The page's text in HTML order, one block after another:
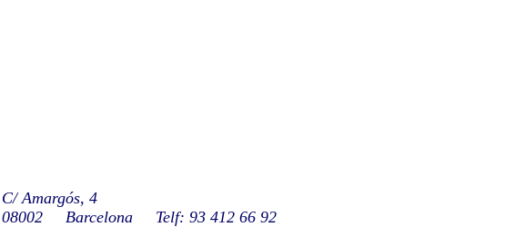
C/ Amargós, 4
08002 Barcelona Telf: 93 412 66 92